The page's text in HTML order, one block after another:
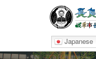
Japanese